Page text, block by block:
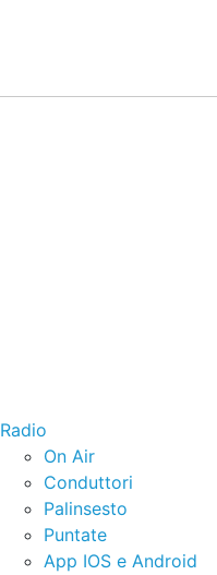
Radio
On Air
Conduttori
Palinsesto
Puntate
App IOS e Android